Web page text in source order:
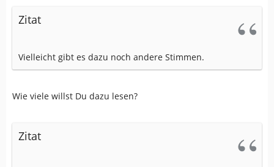
Zitat
Vielleicht gibt es dazu noch andere Stimmen.
Wie viele willst Du dazu lesen?
Zitat